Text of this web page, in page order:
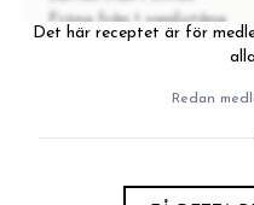
Fröna från 1 vaniljstång
1 tsk lakritspulver
Det här receptet är för
Redan